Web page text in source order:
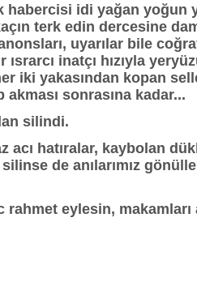
habercisi idi yağan yoğun
terk edin dercesine
uyarılar bile
inatçı hızıyla
iki yakasından kopan
sonrasına kadar...
silindi.
acı hatıralar, kaybolan
de anılarımız
eylesin, makamları